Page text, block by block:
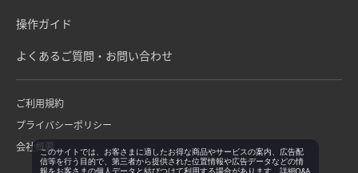
操作ガイド
よくあるご質問・お問い合わせ
ご利用規約
プライバシーポリシー
会社概要このサイトでは、お客さまに適したお得な商品やサービスの案内、広告配
信等を行う目的で、第三者から提供された位置情報や広告データなどの情
報をお客さまの個人データと結びつけて利用する場合があります。詳細Q&A